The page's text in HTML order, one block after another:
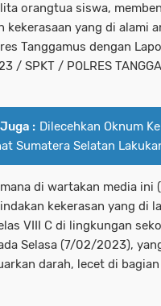
orangtua siswa,
kekerasaan yang di alami
Tanggamus dengan
/ SPKT / POLRES
: Dilecehkan Oknum
Sumatera Selatan
di wartakan media ini
kekerasan yang di
VIII C di lingkungan
Selasa (7/02/2023),
darah, lecet di